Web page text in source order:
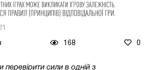
168 0
перевірити сили в одній з